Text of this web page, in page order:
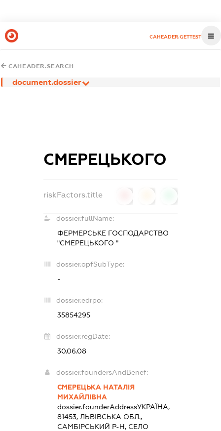
CAHEADER.GETTEST
CAHEADER.SEARCH
document.dossier
СМЕРЕЦЬКОГО
riskFactors.title
dossier.fullName:
ФЕРМЕРСЬКЕ ГОСПОДАРСТВО
"СМЕРЕЦЬКОГО "
dossier.opfSubType:
-
dossier.edrpo:
35854295
dossier.regDate:
30.06.08
dossier.foundersAndBenef:
СМЕРЕЦЬКА НАТАЛІЯ
МИХАЙЛІВНА
dossier.founderAddressУКРАЇНА,
81453, ЛЬВІВСЬКА ОБЛ.,
САМБІРСЬКИЙ Р-Н, СЕЛО